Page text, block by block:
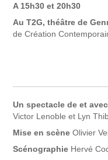
A 15h30 et 20h30
Au T2G, théâtre de
de Création
Un spectacle de et avec
Victor Lenoble et Lyn
Mise en scène Olivier
Scénographie Hervé